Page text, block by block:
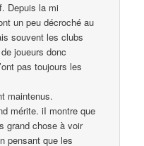
Depuis la mi
un peu décroché au
souvent les clubs
joueurs donc
pas toujours les
maintenus.
mérite. iI montre que
grand chose à voir
pensant que les